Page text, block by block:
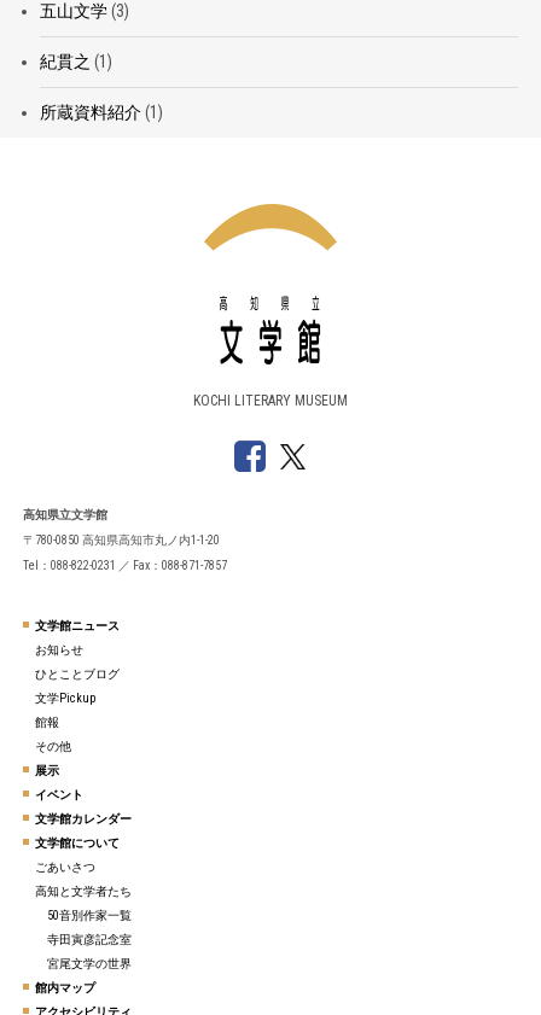
五山文学(3)
紀貫之 (1)
所蔵資料紹介(1)
KOCHI LITERARY MUSEUM
高知県立文学館
〒780-0850 高知県高知市丸ノ内1-1-20
Tel：088-822-0231 ／ Fax：088-871-7857
文学館ニュース
お知らせ
ひとことブログ
文学Pickup
館報
その他
展示
イベント
文学館カレンダー
文学館について
ごあいさつ
高知と文学者たち
50音別作家一覧
寺田寅彦記念室
宮尾文学の世界
館内マップ
アクセシビリティ